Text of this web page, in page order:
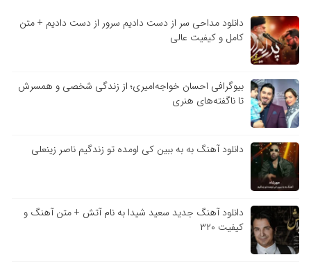
دانلود مداحی سر از دست دادیم سرور از دست دادیم + متن
کامل و کیفیت عالی
بیوگرافی احسان خواجه‌امیری؛ از زندگی شخصی و همسرش
تا ناگفته‌های هنری
دانلود آهنگ به به ببین کی اومده تو زندگیم ناصر زینعلی
دانلود آهنگ جدید سعید شیدا به نام آتش + متن آهنگ و
کیفیت ۳۲۰